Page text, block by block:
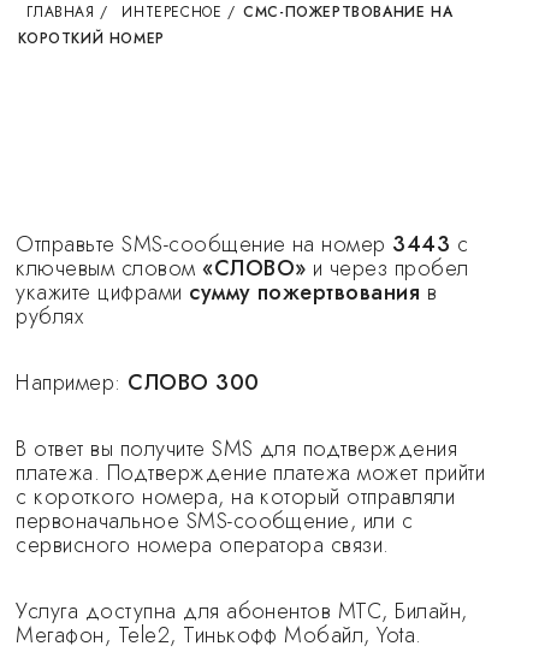
ГЛАВНАЯ / ИНТЕРЕСНОЕ / СМС-ПОЖЕРТВОВАНИЕ НА
КОРОТКИЙ НОМЕР
Отправьте SMS-сообщение на номер 3443 с
ключевым словом «СЛОВО» и через пробел
укажите цифрами сумму пожертвования в
рублях
Например: СЛОВО 300
В ответ вы получите SMS для подтверждения
платежа. Подтверждение платежа может прийти
с короткого номера, на который отправляли
первоначальное SMS-сообщение, или с
сервисного номера оператора связи.
Услуга доступна для абонентов МТС, Билайн,
Мегафон, Tele2, Тинькофф Мобайл, Yota.